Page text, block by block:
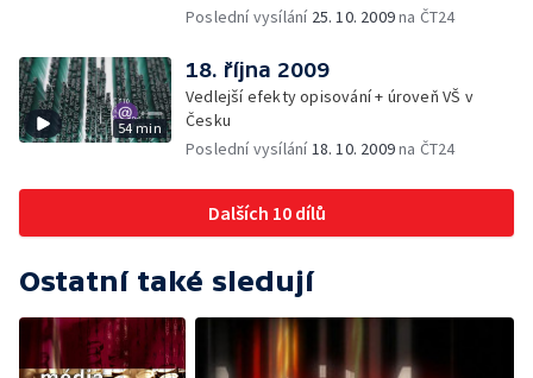
Poslední vysílání 25. 10. 2009na ČT24
54 min
18. října 2009
Vedlejší efekty opisování + úroveň VŠ v
Česku
Poslední vysílání18. 10. 2009na ČT24
Dalších 10 dílů
Ostatní také sledují